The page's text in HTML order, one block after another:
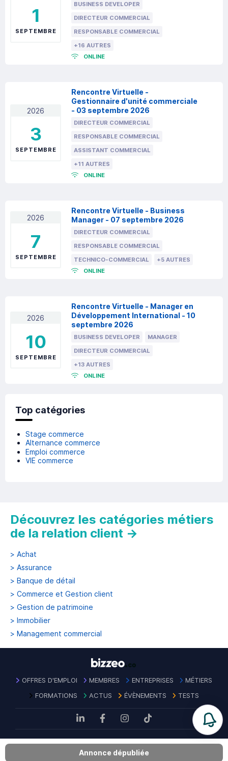
Annonce dépubliée
1
SEPTEMBRE
BUSINESS DEVELOPER
DIRECTEUR COMMERCIAL
RESPONSABLE COMMERCIAL
+16 AUTRES
ONLINE
2026
3
SEPTEMBRE
Rencontre Virtuelle -
Gestionnaire d'unité commerciale
- 03 septembre 2026
DIRECTEUR COMMERCIAL
RESPONSABLE COMMERCIAL
ASSISTANT COMMERCIAL
+11 AUTRES
ONLINE
2026
7
SEPTEMBRE
Rencontre Virtuelle - Business
Manager - 07 septembre 2026
DIRECTEUR COMMERCIAL
RESPONSABLE COMMERCIAL
TECHNICO-COMMERCIAL
+5 AUTRES
ONLINE
2026
10
SEPTEMBRE
Rencontre Virtuelle - Manager en
Développement International - 10
septembre 2026
BUSINESS DEVELOPER
MANAGER
DIRECTEUR COMMERCIAL
+13 AUTRES
ONLINE
Top catégories
Stage commerce
Alternance commerce
Emploi commerce
VIE commerce
Découvrez les catégories métiers
de la relation client →
> Achat
> Assurance
> Banque de détail
> Commerce et Gestion client
> Gestion de patrimoine
> Immobilier
> Management commercial
OFFRES D'EMPLOI MEMBRES ENTREPRISES
MÉTIERS
FORMATIONS
ACTUS ÉVÈNEMENTS TESTS
| CGU |
Politique de confidentialité des